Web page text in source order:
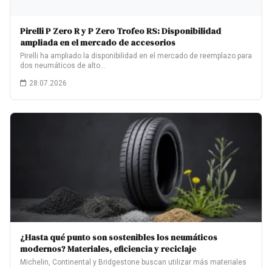
Pirelli P Zero R y P Zero Trofeo RS: Disponibilidad
ampliada en el mercado de accesorios
Pirelli ha ampliado la disponibilidad en el mercado de reemplazo para
dos neumáticos de alto…
28.07.2026
¿Hasta qué punto son sostenibles los neumáticos
modernos? Materiales, eficiencia y reciclaje
Michelin, Continental y Bridgestone buscan utilizar más materiales